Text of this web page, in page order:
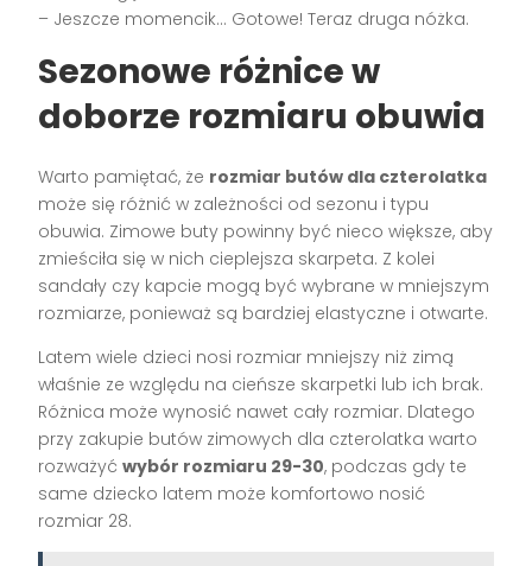
– Jeszcze momencik… Gotowe! Teraz druga nóżka.
Sezonowe różnice w
doborze rozmiaru obuwia
Warto pamiętać, że rozmiar butów dla czterolatka
może się różnić w zależności od sezonu i typu
obuwia. Zimowe buty powinny być nieco większe, aby
zmieściła się w nich cieplejsza skarpeta. Z kolei
sandały czy kapcie mogą być wybrane w mniejszym
rozmiarze, ponieważ są bardziej elastyczne i otwarte.
Latem wiele dzieci nosi rozmiar mniejszy niż zimą
właśnie ze względu na cieńsze skarpetki lub ich brak.
Różnica może wynosić nawet cały rozmiar. Dlatego
przy zakupie butów zimowych dla czterolatka warto
rozważyćwybór rozmiaru 29-30, podczas gdy te
same dziecko latem może komfortowo nosić
rozmiar 28.